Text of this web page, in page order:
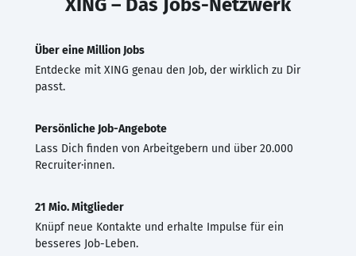
Über eine Million Jobs
Entdecke mit XING genau den Job, der wirklich zu Dir
passt.
Persönliche Job-Angebote
Lass Dich finden von Arbeitgebern und über 20.000
Recruiter·innen.
21 Mio. Mitglieder
Knüpf neue Kontakte und erhalte Impulse für ein
besseres Job-Leben.